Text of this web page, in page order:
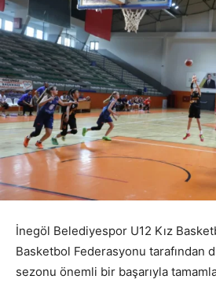
İnegöl Belediyespor U12 Kız
Basketbol Federasyonu tarafından
sezonu önemli bir başarıyla